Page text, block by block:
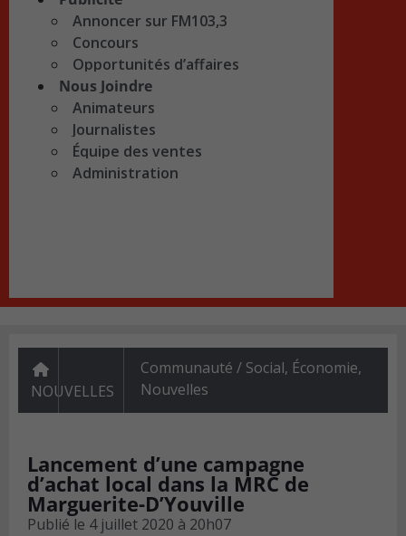
Annoncer sur FM103,3
Concours
Opportunités d’affaires
Nous Joindre
Animateurs
Journalistes
Équipe des ventes
Administration
NOUVELLES
Communauté / Social, Économie,
Nouvelles
Lancement d’une campagne
d’achat local dans la MRC de
Marguerite-D’Youville
Publié le 4 juillet 2020 à 20h07